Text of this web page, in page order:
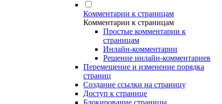
Комментарии к страницам
Комментарии к страницам
Простые комментарии к
страницам
Инлайн-комментарии
Решение инлайн-комментариев
Перемещение и изменение порядка
страниц
Создание ссылки на страницу
Доступ к странице